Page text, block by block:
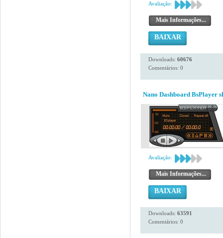
Avaliação:
Mais Informações...
BAIXAR
Downloads: 60676
Comentários: 0
Nano Dashboard BsPlayer
Avaliação:
Mais Informações...
BAIXAR
Downloads: 63591
Comentários: 0